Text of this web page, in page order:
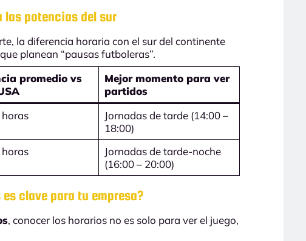
las potencias del sur
la diferencia horaria con el sur del continente
planean “pausas futboleras”.
promedio vs
Mejor momento para ver
partidos
horas
Jornadas de tarde (14:00 –
18:00)
horas
Jornadas de tarde-noche
(16:00 – 20:00)
clave para tu empresa?
, conocer los horarios no es solo para ver el juego,